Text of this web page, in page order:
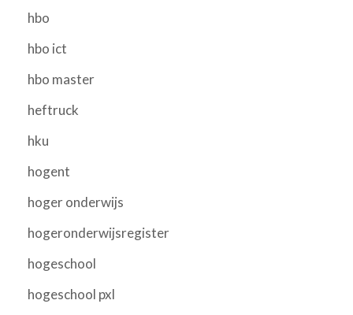
hbo
hbo ict
hbo master
heftruck
hku
hogent
hoger onderwijs
hogeronderwijsregister
hogeschool
hogeschool pxl